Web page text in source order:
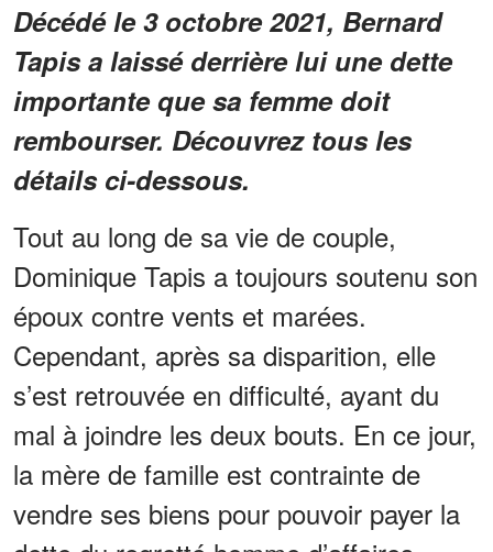
Décédé le 3 octobre 2021, Bernard
Tapis a laissé derrière lui une dette
importante que sa femme doit
rembourser. Découvrez tous les
détails ci-dessous.
Tout au long de sa vie de couple,
Dominique Tapis a toujours soutenu son
époux contre vents et marées.
Cependant, après sa disparition, elle
s’est retrouvée en difficulté, ayant du
mal à joindre les deux bouts. En ce jour,
la mère de famille est contrainte de
vendre ses biens pour pouvoir payer la